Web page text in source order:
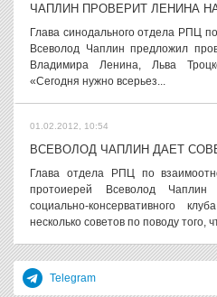
ЧАПЛИН ПРОВЕРИТ ЛЕНИНА
Глава синодального отдела РПЦ
Всеволод Чаплин предложил
Владимира Ленина, Льва
«Сегодня нужно всерьез...
01.02.2012, 10:54
ВСЕВОЛОД ЧАПЛИН ДАЕТ
Глава отдела РПЦ по
протоиерей Всеволод Чаплин
социально-консервативного
несколько советов по поводу того,
Telegram